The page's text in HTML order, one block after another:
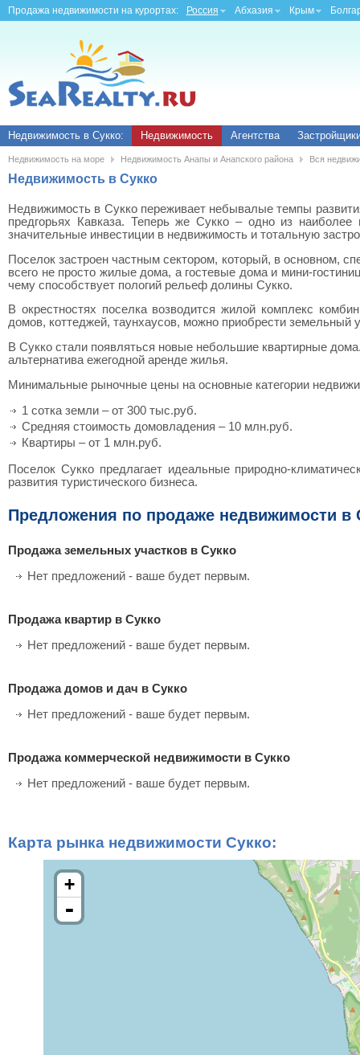
Продажа недвижимости на курортах: Россия Абхазия Крым
Недвижимость в Сукко: Недвижимость Агентства
Недвижимость на море Недвижимость Анапы и Анапского района Вся
Недвижимость в Сукко
Недвижимость в Сукко переживает небывалые темпы
предгорьях Кавказа. Теперь же Сукко – одно из
значительные инвестиции в недвижимость и тотальную
Поселок застроен частным сектором, который, в основном,
всего не просто жилые дома, а гостевые дома и мини-
чему способствует пологий рельеф долины Сукко.
В окрестностях поселка возводится жилой комплекс
домов, коттеджей, таунхаусов, можно приобрести земельный
В Сукко стали появляться новые небольшие квартирные
альтернатива ежегодной аренде жилья.
Минимальные рыночные цены на основные категории
1 сотка земли – от 300 тыс.руб.
Средняя стоимость домовладения – 10 млн.руб.
Квартиры – от 1 млн.руб.
Поселок Сукко предлагает идеальные природно-
развития туристического бизнеса.
Предложения по продаже недвижимости в
Продажа земельных участков в Сукко
Нет предложений - ваше будет первым.
Продажа квартир в Сукко
Нет предложений - ваше будет первым.
Продажа домов и дач в Сукко
Нет предложений - ваше будет первым.
Продажа коммерческой недвижимости в Сукко
Нет предложений - ваше будет первым.
Карта рынка недвижимости Сукко:
+
-